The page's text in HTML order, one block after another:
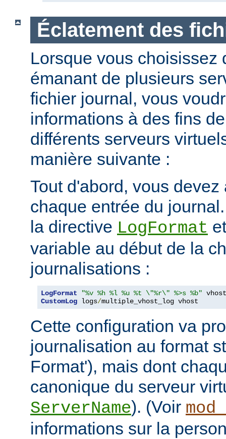
Éclatement des
Lorsque vous choisissez
émanant de plusieurs
fichier journal, vous
informations à des fins
différents serveurs
manière suivante :
Tout d'abord, vous
chaque entrée du
la directive LogFormat
variable au début de la
journalisations :
LogFormat
"%v %h %l %u %t \"%r\" %>s %b"
CustomLog logs/multiple_vhost_log vhost
Cette configuration va
journalisation au format
Format'), mais dont
canonique du serveur
ServerName). (Voir
informations sur la